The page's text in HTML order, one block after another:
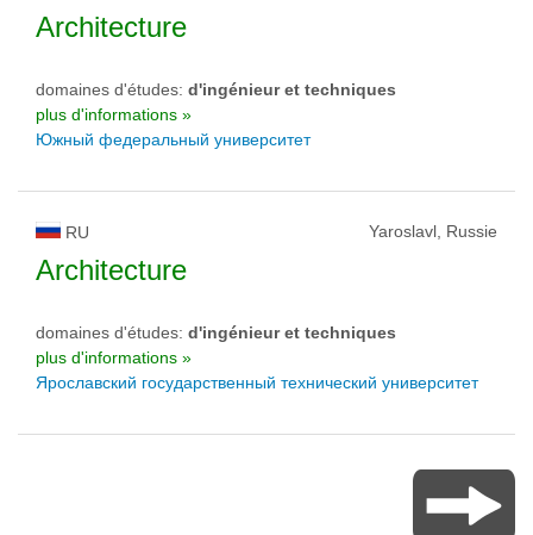
Architecture
domaines d'études: d'ingénieur et techniques
plus d'informations »
Южный федеральный университет
RU Yaroslavl, Russie
Architecture
domaines d'études: d'ingénieur et techniques
plus d'informations »
Ярославский государственный технический университет